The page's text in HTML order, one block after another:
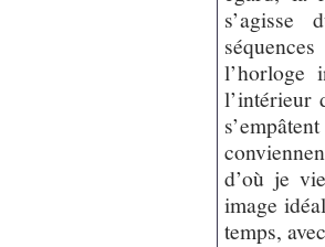
s’agisse
l’horloge
l’intérieur
d’où je
image
temps,